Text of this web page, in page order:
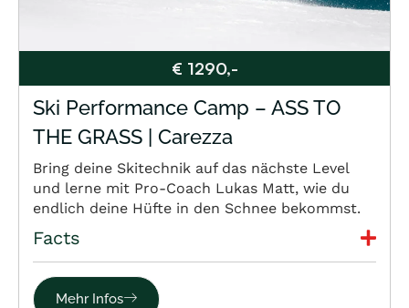
€ 1290,-
Ski Performance Camp – ASS TO
THE GRASS | Carezza
Bring deine Skitechnik auf das nächste Level
und lerne mit Pro-Coach Lukas Matt, wie du
endlich deine Hüfte in den Schnee bekommst.
Facts
Mehr Infos